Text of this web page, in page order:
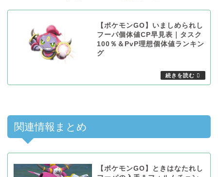
【ポケモンGO】いましめられし
フーパ個体値CP早見表｜タスク
100％＆PvP理想個体値ランキン
グ
関連情報まとめ
【ポケモンGO】ときはなたれし